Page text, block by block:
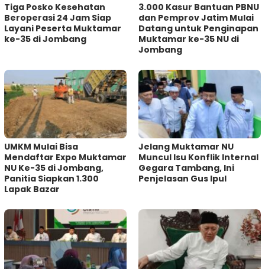
Tiga Posko Kesehatan
Beroperasi 24 Jam Siap
Layani Peserta Muktamar
ke-35 di Jombang
3.000 Kasur Bantuan PBNU
dan Pemprov Jatim Mulai
Datang untuk Penginapan
Muktamar ke-35 NU di
Jombang
UMKM Mulai Bisa
Mendaftar Expo Muktamar
NU Ke-35 di Jombang,
Panitia Siapkan 1.300
Lapak Bazar
Jelang Muktamar NU
Muncul Isu Konflik Internal
Gegara Tambang, Ini
Penjelasan Gus Ipul